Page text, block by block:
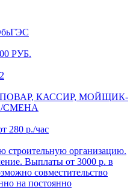
РУБ.
КАССИР, МОЙЩИК-
СМЕНА
280 р./час
строительную организацию.
Выплаты от 3000 р. в
совместительство
на постоянно